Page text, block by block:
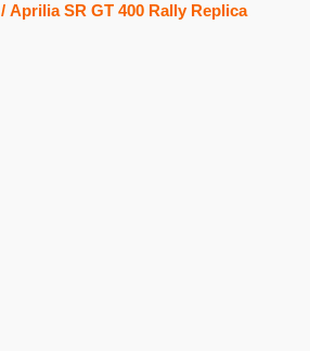
/ Aprilia SR GT 400 Rally Replica